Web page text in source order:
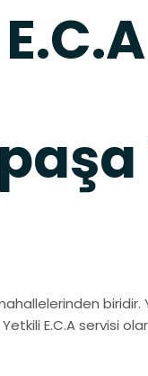
biridir.
E.C.A servisi